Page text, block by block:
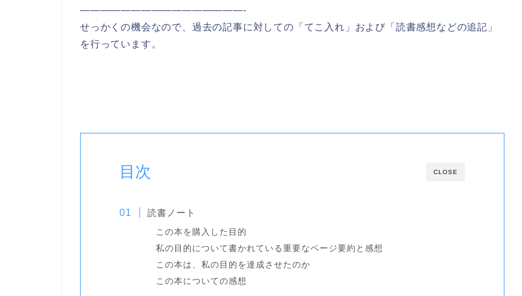
————————————————-
せっかくの機会なので、過去の記事に対しての「てこ入れ」および「読書感想などの追記」
を行っています。
CLOSE
目次
読書ノート
この本を購入した目的
私の目的について書かれている重要なページ要約と感想
この本は、私の目的を達成させたのか
この本についての感想